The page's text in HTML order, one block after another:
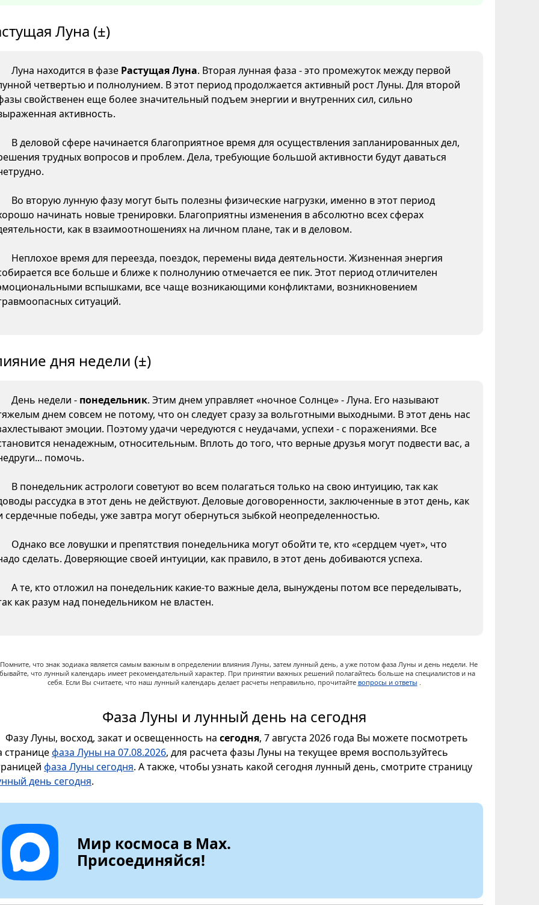
Луна (±)
Луна находится в фазе Растущая Луна. Вторая лунная фаза - это промежуток между первой
четвертью и полнолунием. В этот период продолжается активный рост Луны. Для второй
свойственен еще более значительный подъем энергии и внутренних сил, сильно
активность.
В деловой сфере начинается благоприятное время для осуществления запланированных дел,
трудных вопросов и проблем. Дела, требующие большой активности будут даваться
Во вторую лунную фазу могут быть полезны физические нагрузки, именно в этот период
начинать новые тренировки. Благоприятны изменения в абсолютно всех сферах
как в взаимоотношениях на личном плане, так и в деловом.
Неплохое время для переезда, поездок, перемены вида деятельности. Жизненная энергия
все больше и ближе к полнолунию отмечается ее пик. Этот период отличителен
вспышками, все чаще возникающими конфликтами, возникновением
ситуаций.
дня недели (±)
День недели - понедельник. Этим днем управляет «ночное Солнце» - Луна. Его называют
днем совсем не потому, что он следует сразу за вольготными выходными. В этот день нас
эмоции. Поэтому удачи чередуются с неудачами, успехи - с поражениями. Все
ненадежным, относительным. Вплоть до того, что верные друзья могут подвести вас, а
помочь.
В понедельник астрологи советуют во всем полагаться только на свою интуицию, так как
рассудка в этот день не действуют. Деловые договоренности, заключенные в этот день, как
сердечные победы, уже завтра могут обернуться зыбкой неопределенностью.
Однако все ловушки и препятствия понедельника могут обойти те, кто «сердцем чует», что
сделать. Доверяющие своей интуиции, как правило, в этот день добиваются успеха.
А те, кто отложил на понедельник какие-то важные дела, вынуждены потом все переделывать,
как разум над понедельником не властен.
Помните, что знак зодиака является самым важным в определении влияния Луны, затем лунный день, а уже потом фаза Луны и день недели. Не
что лунный календарь имеет рекомендательный характер. При принятии важных решений полагайтесь больше на специалистов и на
себя. Если Вы считаете, что наш лунный календарь делает расчеты неправильно, прочитайте вопросы и ответы .
Фаза Луны и лунный день на сегодня
Фазу Луны, восход, закат и освещенность на сегодня, 7 августа 2026 года Вы можете посмотреть
страницефаза Луны на 07.08.2026, для расчета фазы Луны на текущее время воспользуйтесь
фаза Луны сегодня. А также, чтобы узнать какой сегодня лунный день, смотрите страницу
день сегодня.
Мир космоса в Max.
Присоединяйся!